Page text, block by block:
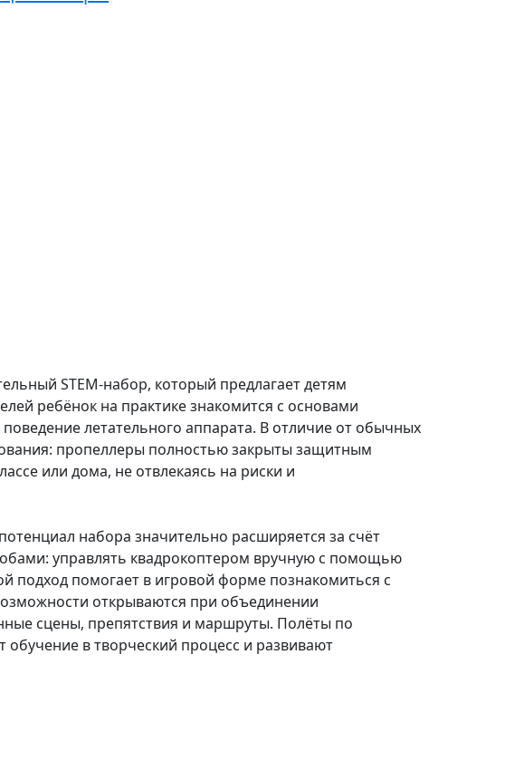
STEM-набор, который предлагает детям
ребёнок на практике знакомится с основами
летательного аппарата. В отличие от обычных
пропеллеры полностью закрыты защитным
или дома, не отвлекаясь на риски и
набора значительно расширяется за счёт
управлять квадрокоптером вручную с помощью
подход помогает в игровой форме познакомиться с
открываются при объединении
сцены, препятствия и маршруты. Полёты по
в творческий процесс и развивают